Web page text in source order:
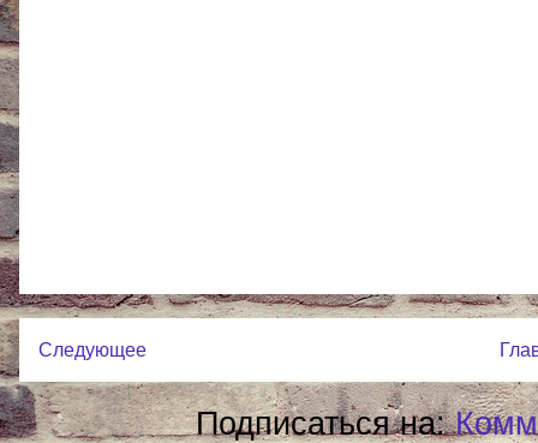
Следующее
Подписаться на: